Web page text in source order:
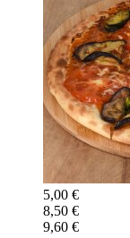
5,00 €
8,50 €
9,60 €